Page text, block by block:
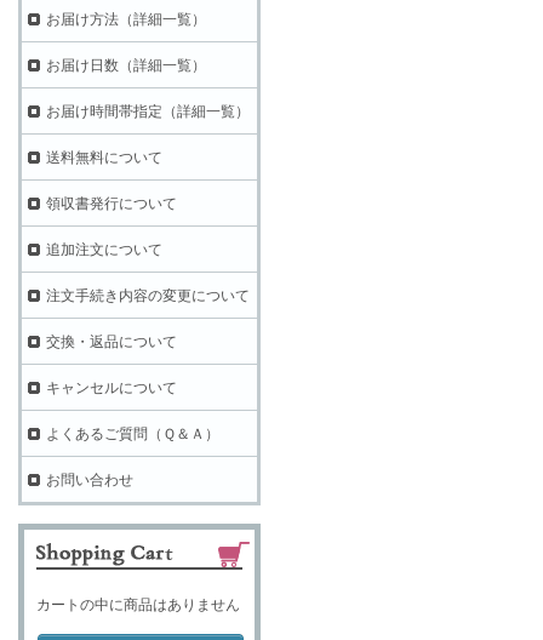
お届け方法（詳細一覧）
お届け日数（詳細一覧）
お届け時間帯指定（詳細一覧）
送料無料について
領収書発行について
追加注文について
注文手続き内容の変更について
交換・返品について
キャンセルについて
よくあるご質問（Ｑ＆Ａ）
お問い合わせ
カートの中に商品はありません